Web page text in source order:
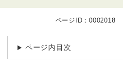
文
ページID：0002018
ページ内目次